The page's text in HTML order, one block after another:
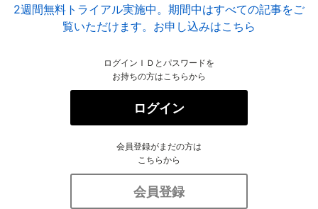
2週間無料トライアル実施中。期間中はすべての記事をご
覧いただけます。お申し込みはこちら
ログインＩＤとパスワードを
お持ちの方はこちらから
ログイン
会員登録がまだの方は
こちらから
会員登録